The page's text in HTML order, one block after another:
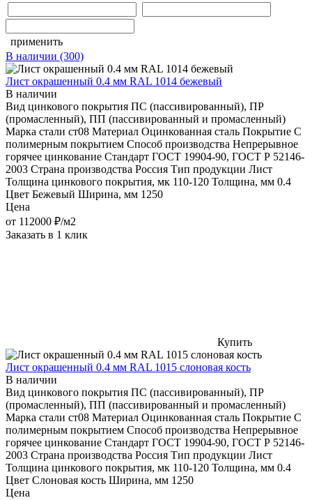
применить
В наличии (300)
Лист окрашенный 0.4 мм RAL 1014 бежевый
В наличии
Вид цинкового покрытия ПС (пассивированный), ПР
(промасленный), ПП (пассивированный и промасленный)
Марка стали ст08 Материал Оцинкованная сталь Покрытие С
полимерным покрытием Способ производства Непрерывное
горячее цинкование Стандарт ГОСТ 19904-90, ГОСТ Р 52146-
2003 Страна производства Россия Тип продукции Лист
Толщина цинкового покрытия, мк 110-120 Толщина, мм 0.4
Цвет Бежевый Ширина, мм 1250
Цена
от 112000 ₽/м2
Заказать в 1 клик
Купить
Лист окрашенный 0.4 мм RAL 1015 слоновая кость
В наличии
Вид цинкового покрытия ПС (пассивированный), ПР
(промасленный), ПП (пассивированный и промасленный)
Марка стали ст08 Материал Оцинкованная сталь Покрытие С
полимерным покрытием Способ производства Непрерывное
горячее цинкование Стандарт ГОСТ 19904-90, ГОСТ Р 52146-
2003 Страна производства Россия Тип продукции Лист
Толщина цинкового покрытия, мк 110-120 Толщина, мм 0.4
Цвет Слоновая кость Ширина, мм 1250
Цена